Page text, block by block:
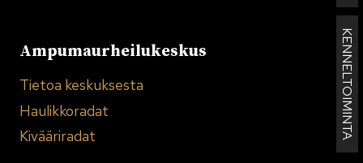
KENNELTOIMINTA
Ampumaurheilukeskus
Tietoa keskuksesta
Haulikkoradat
Kivääriradat